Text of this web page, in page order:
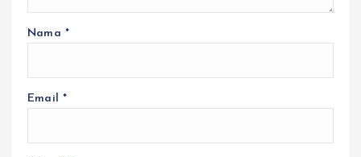
Nama *
Email *